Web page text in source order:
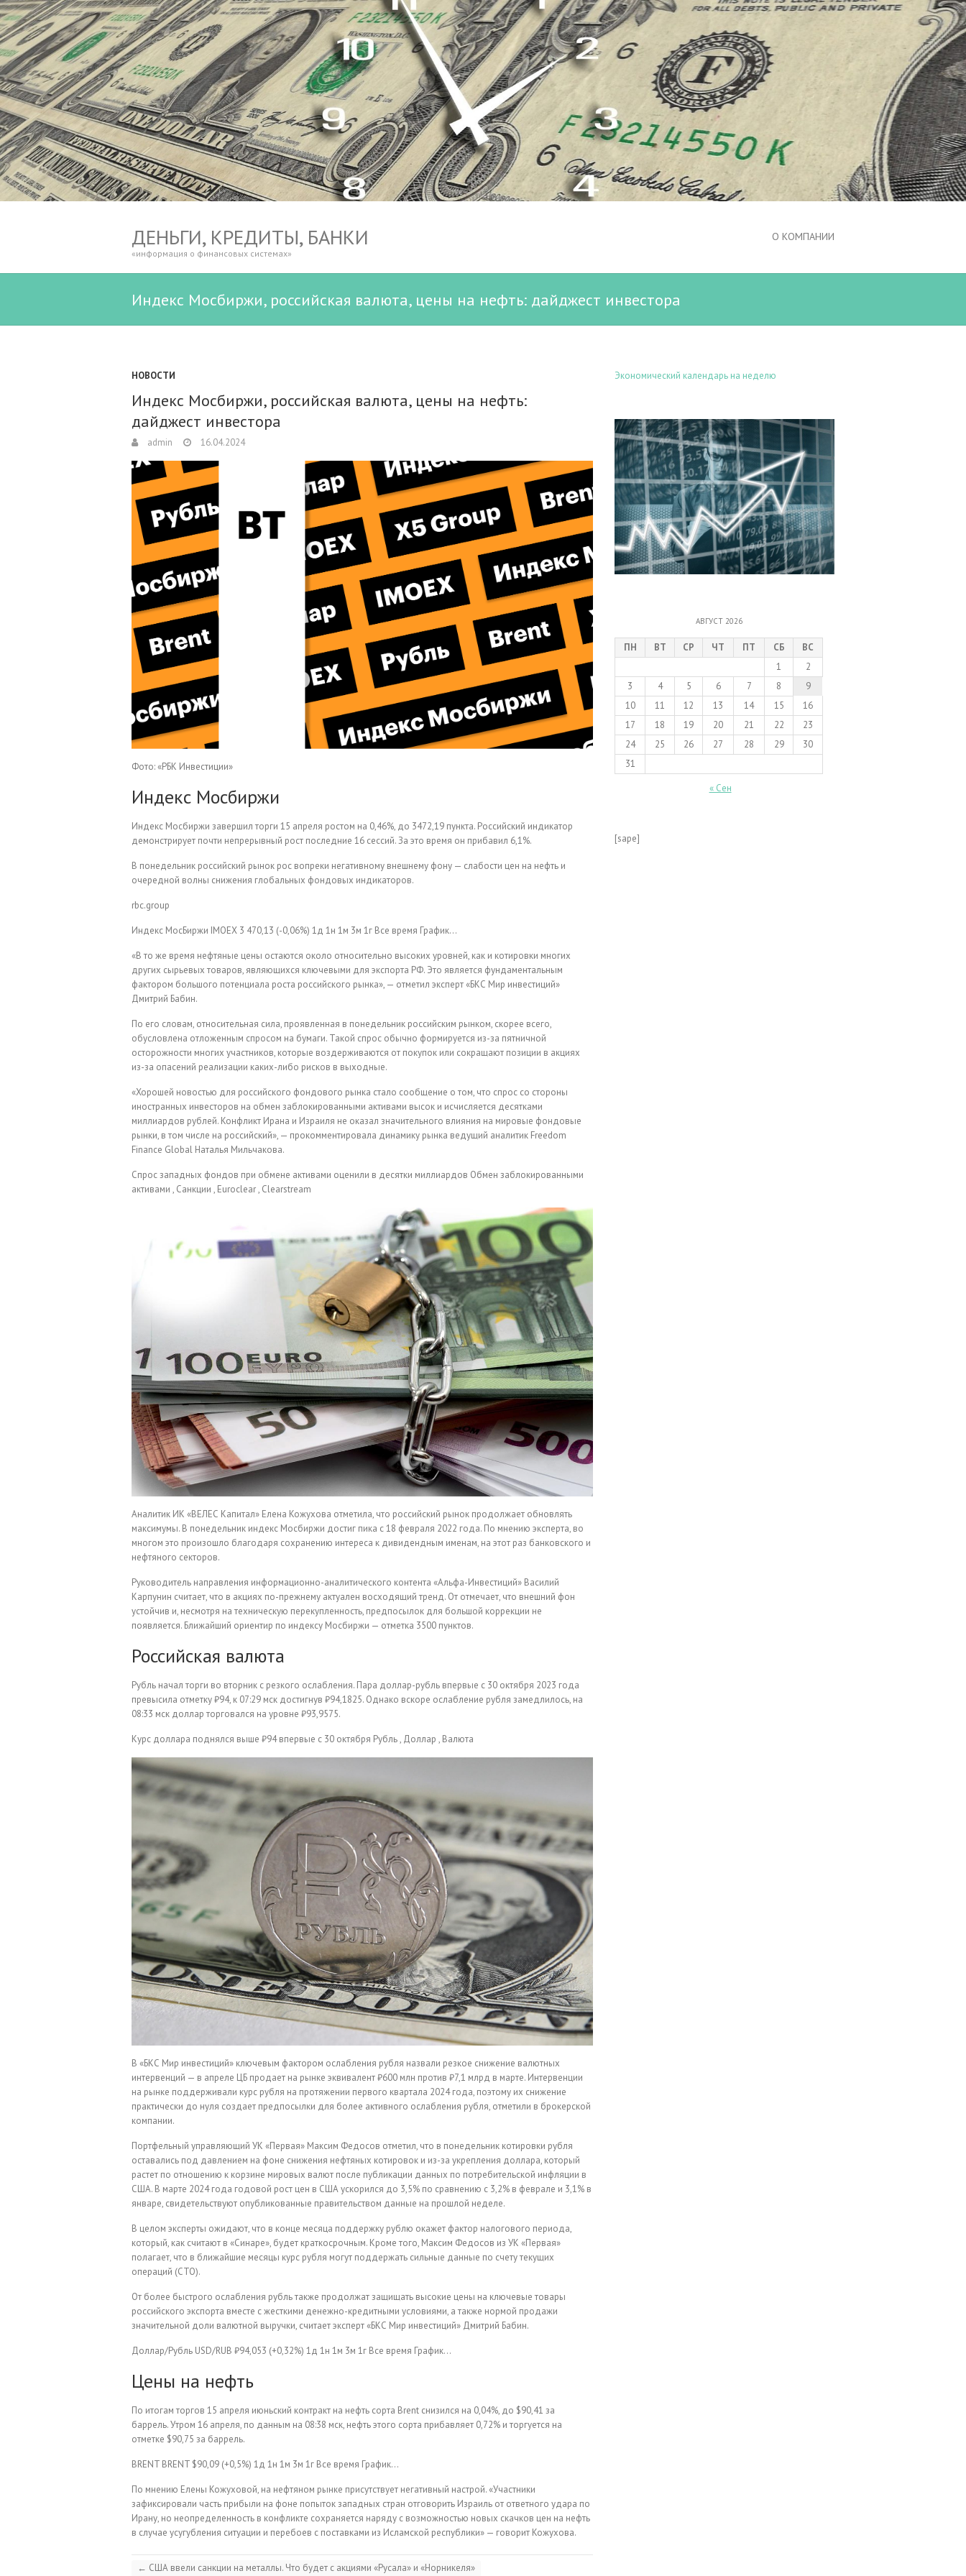
ДЕНЬГИ, КРЕДИТЫ, БАНКИ
«информация о финансовых системах»
О КОМПАНИИ
Индекс Мосбиржи, российская валюта, цены на нефть: дайджест инвестора
НОВОСТИ
Индекс Мосбиржи, российская валюта, цены на нефть:
дайджест инвестора
admin 16.04.2024
Фото: «РБК Инвестиции»
Индекс Мосбиржи
Индекс Мосбиржи завершил торги 15 апреля ростом на 0,46%, до 3472,19 пункта. Российский индикатор
демонстрирует почти непрерывный рост последние 16 сессий. За это время он прибавил 6,1%.
В понедельник российский рынок рос вопреки негативному внешнему фону — слабости цен на нефть и
очередной волны снижения глобальных фондовых индикаторов.
rbc.group
Индекс МосБиржи IMOEX 3 470,13 (-0,06%) 1д 1н 1м 3м 1г Все время График…
«В то же время нефтяные цены остаются около относительно высоких уровней, как и котировки многих
других сырьевых товаров, являющихся ключевыми для экспорта РФ. Это является фундаментальным
фактором большого потенциала роста российского рынка», — отметил эксперт «БКС Мир инвестиций»
Дмитрий Бабин.
По его словам, относительная сила, проявленная в понедельник российским рынком, скорее всего,
обусловлена отложенным спросом на бумаги. Такой спрос обычно формируется из-за пятничной
осторожности многих участников, которые воздерживаются от покупок или сокращают позиции в акциях
из-за опасений реализации каких-либо рисков в выходные.
«Хорошей новостью для российского фондового рынка стало сообщение о том, что спрос со стороны
иностранных инвесторов на обмен заблокированными активами высок и исчисляется десятками
миллиардов рублей. Конфликт Ирана и Израиля не оказал значительного влияния на мировые фондовые
рынки, в том числе на российский», — прокомментировала динамику рынка ведущий аналитик Freedom
Finance Global Наталья Мильчакова.
Спрос западных фондов при обмене активами оценили в десятки миллиардов Обмен заблокированными
активами , Санкции , Euroclear , Clearstream
Аналитик ИК «ВЕЛЕС Капитал» Елена Кожухова отметила, что российский рынок продолжает обновлять
максимумы. В понедельник индекс Мосбиржи достиг пика с 18 февраля 2022 года. По мнению эксперта, во
многом это произошло благодаря сохранению интереса к дивидендным именам, на этот раз банковского и
нефтяного секторов.
Руководитель направления информационно-аналитического контента «Альфа-Инвестиций» Василий
Карпунин считает, что в акциях по-прежнему актуален восходящий тренд. От отмечает, что внешний фон
устойчив и, несмотря на техническую перекупленность, предпосылок для большой коррекции не
появляется. Ближайший ориентир по индексу Мосбиржи — отметка 3500 пунктов.
Российская валюта
Рубль начал торги во вторник с резкого ослабления. Пара доллар-рубль впервые с 30 октября 2023 года
превысила отметку ₽94, к 07:29 мск достигнув ₽94,1825. Однако вскоре ослабление рубля замедлилось, на
08:33 мск доллар торговался на уровне ₽93,9575.
Курс доллара поднялся выше ₽94 впервые с 30 октября Рубль , Доллар , Валюта
В «БКС Мир инвестиций» ключевым фактором ослабления рубля назвали резкое снижение валютных
интервенций — в апреле ЦБ продает на рынке эквивалент ₽600 млн против ₽7,1 млрд в марте. Интервенции
на рынке поддерживали курс рубля на протяжении первого квартала 2024 года, поэтому их снижение
практически до нуля создает предпосылки для более активного ослабления рубля, отметили в брокерской
компании.
Портфельный управляющий УК «Первая» Максим Федосов отметил, что в понедельник котировки рубля
оставались под давлением на фоне снижения нефтяных котировок и из-за укрепления доллара, который
растет по отношению к корзине мировых валют после публикации данных по потребительской инфляции в
США. В марте 2024 года годовой рост цен в США ускорился до 3,5% по сравнению с 3,2% в феврале и 3,1% в
январе, свидетельствуют опубликованные правительством данные на прошлой неделе.
В целом эксперты ожидают, что в конце месяца поддержку рублю окажет фактор налогового периода,
который, как считают в «Синаре», будет краткосрочным. Кроме того, Максим Федосов из УК «Первая»
полагает, что в ближайшие месяцы курс рубля могут поддержать сильные данные по счету текущих
операций (СТО).
От более быстрого ослабления рубль также продолжат защищать высокие цены на ключевые товары
российского экспорта вместе с жесткими денежно-кредитными условиями, а также нормой продажи
значительной доли валютной выручки, считает эксперт «БКС Мир инвестиций» Дмитрий Бабин.
Доллар/Рубль USD/RUB ₽94,053 (+0,32%) 1д 1н 1м 3м 1г Все время График…
Цены на нефть
По итогам торгов 15 апреля июньский контракт на нефть сорта Brent снизился на 0,04%, до $90,41 за
баррель. Утром 16 апреля, по данным на 08:38 мск, нефть этого сорта прибавляет 0,72% и торгуется на
отметке $90,75 за баррель.
BRENT BRENT $90,09 (+0,5%) 1д 1н 1м 3м 1г Все время График…
По мнению Елены Кожуховой, на нефтяном рынке присутствует негативный настрой. «Участники
зафиксировали часть прибыли на фоне попыток западных стран отговорить Израиль от ответного удара по
Ирану, но неопределенность в конфликте сохраняется наряду с возможностью новых скачков цен на нефть
в случае усугубления ситуации и перебоев с поставками из Исламской республики» — говорит Кожухова.
← США ввели санкции на металлы. Что будет с акциями «Русала» и «Норникеля»
Экономический календарь на неделю
АВГУСТ 2026
ПН ВТ СР ЧТ ПТ СБ
ВС
1
2
3
4 5 6 7 8
9
10
11 12 13 14 15
16
17
18 19 20 21 22
23
24
25 26 27 28 29
30
31
« Сен
[sape]